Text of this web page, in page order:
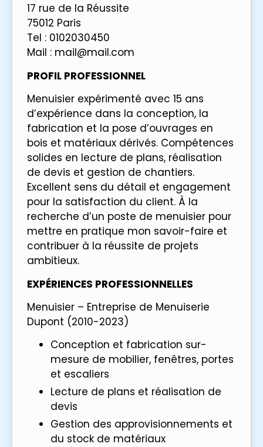
17 rue de la Réussite
75012 Paris
Tel : 0102030450
Mail : mail@mail.com
PROFIL PROFESSIONNEL
Menuisier expérimenté avec 15 ans
d’expérience dans la conception, la
fabrication et la pose d’ouvrages en
bois et matériaux dérivés. Compétences
solides en lecture de plans, réalisation
de devis et gestion de chantiers.
Excellent sens du détail et engagement
pour la satisfaction du client. À la
recherche d’un poste de menuisier pour
mettre en pratique mon savoir-faire et
contribuer à la réussite de projets
ambitieux.
EXPÉRIENCES PROFESSIONNELLES
Menuisier – Entreprise de Menuiserie
Dupont (2010-2023)
Conception et fabrication sur-
mesure de mobilier, fenêtres, portes
et escaliers
Lecture de plans et réalisation de
devis
Gestion des approvisionnements et
du stock de matériaux